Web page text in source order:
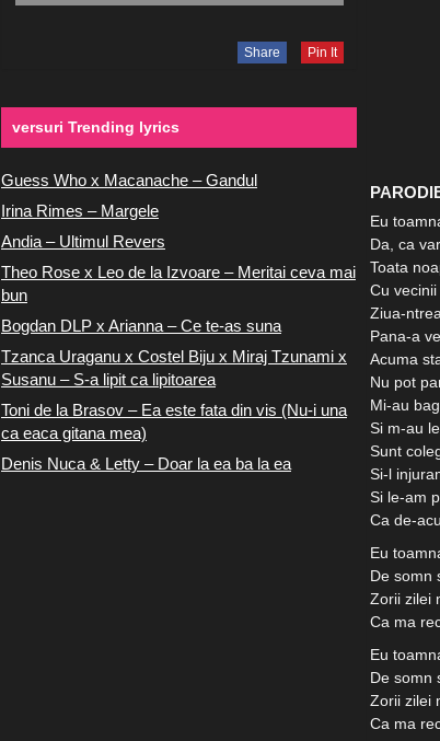
Eu
Da, ca
Toata
Cu
Ziua-
Pana-a
Acuma
Nu pot
Mi-au
Si m-au
Sunt
Si-l
Si le-am
Ca de-
Eu
De somn
Zorii zilei
Ca ma
Eu
De somn
Zorii zilei
Ca ma
Share Pin It
versuri Trending lyrics
Guess Who x Macanache – Gandul
Irina Rimes – Margele
Andia – Ultimul Revers
Theo Rose x Leo de la Izvoare – Meritai ceva mai
bun
Bogdan DLP x Arianna – Ce te-as suna
Tzanca Uraganu x Costel Biju x Miraj Tzunami x
Susanu – S-a lipit ca lipitoarea
Toni de la Brasov – Ea este fata din vis (Nu-i una
ca eaca gitana mea)
Denis Nuca & Letty – Doar la ea ba la ea